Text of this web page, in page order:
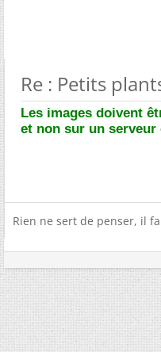
Re : Petits
Les images doivent
et non sur un serveur
Rien ne sert de penser, il